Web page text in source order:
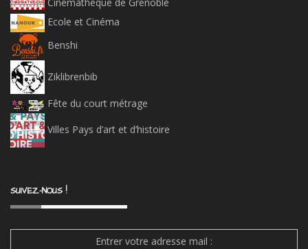
Ecole et Cinéma
Benshi
Ziklibrenbib
Fête du court métrage
Villes Pays d’art et d’histoire
SUIVEZ-NOUS !
Entrer votre adresse mail :